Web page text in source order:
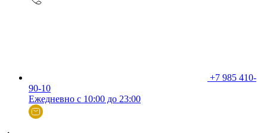
+7 985 410-
90-10
Ежедневно с 10:00 до 23:00